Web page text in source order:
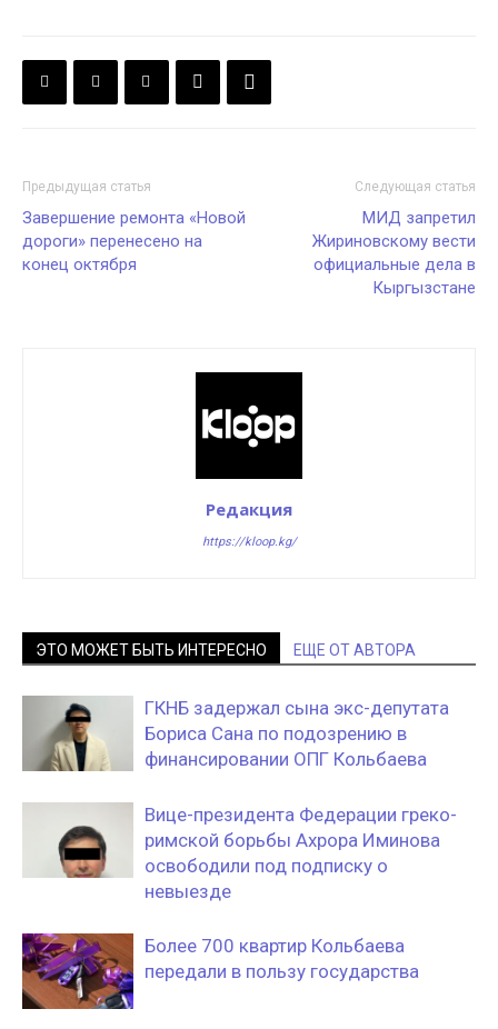
Предыдущая статья
Завершение ремонта «Новой
дороги» перенесено на
конец октября
Следующая статья
МИД запретил
Жириновскому вести
официальные дела в
Кыргызстане
Редакция
https://kloop.kg/
ЭТО МОЖЕТ БЫТЬ ИНТЕРЕСНО ЕЩЕ ОТ АВТОРА
ГКНБ задержал сына экс-депутата
Бориса Сана по подозрению в
финансировании ОПГ Кольбаева
Вице-президента Федерации греко-
римской борьбы Ахрора Иминова
освободили под подписку о
невыезде
Более 700 квартир Кольбаева
передали в пользу государства